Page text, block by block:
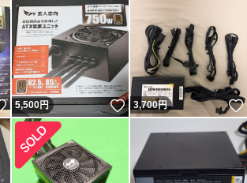
いいね！
5,500円 いいね！
3,700円